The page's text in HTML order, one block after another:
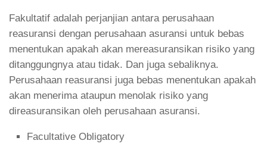
Fakultatif adalah perjanjian antara perusahaan
reasuransi dengan perusahaan asuransi untuk bebas
menentukan apakah akan mereasuransikan risiko yang
ditanggungnya atau tidak. Dan juga sebaliknya.
Perusahaan reasuransi juga bebas menentukan apakah
akan menerima ataupun menolak risiko yang
direasuransikan oleh perusahaan asuransi.
Facultative Obligatory